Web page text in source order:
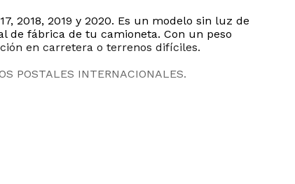
2018, 2019 y 2020. Es un modelo sin luz de
de fábrica de tu camioneta. Con un peso
en carretera o terrenos difíciles.
POSTALES INTERNACIONALES.